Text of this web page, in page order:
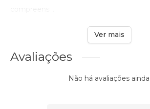
Ver mais
Avaliações
Não há avaliações ainda.